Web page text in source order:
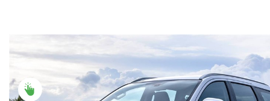
ПОДРОБНОСТИ